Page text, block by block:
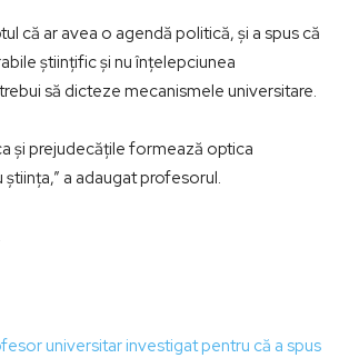
că ar avea o agendă politică, şi a spus că
ştiinţific şi nu înţelepciunea
să dicteze mecanismele universitare.
şi prejudecăţile formează optica
a adaugat profesorul.
universitar investigat pentru că a spus